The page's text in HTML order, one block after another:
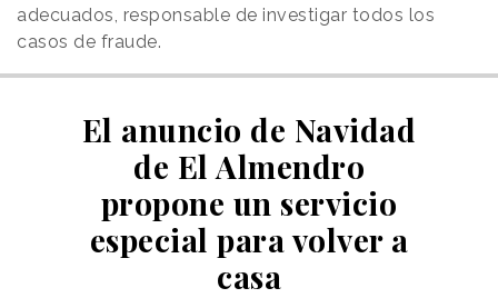
adecuados, responsable de investigar todos los
casos de fraude.
El anuncio de Navidad
de El Almendro
propone un servicio
especial para volver a
casa